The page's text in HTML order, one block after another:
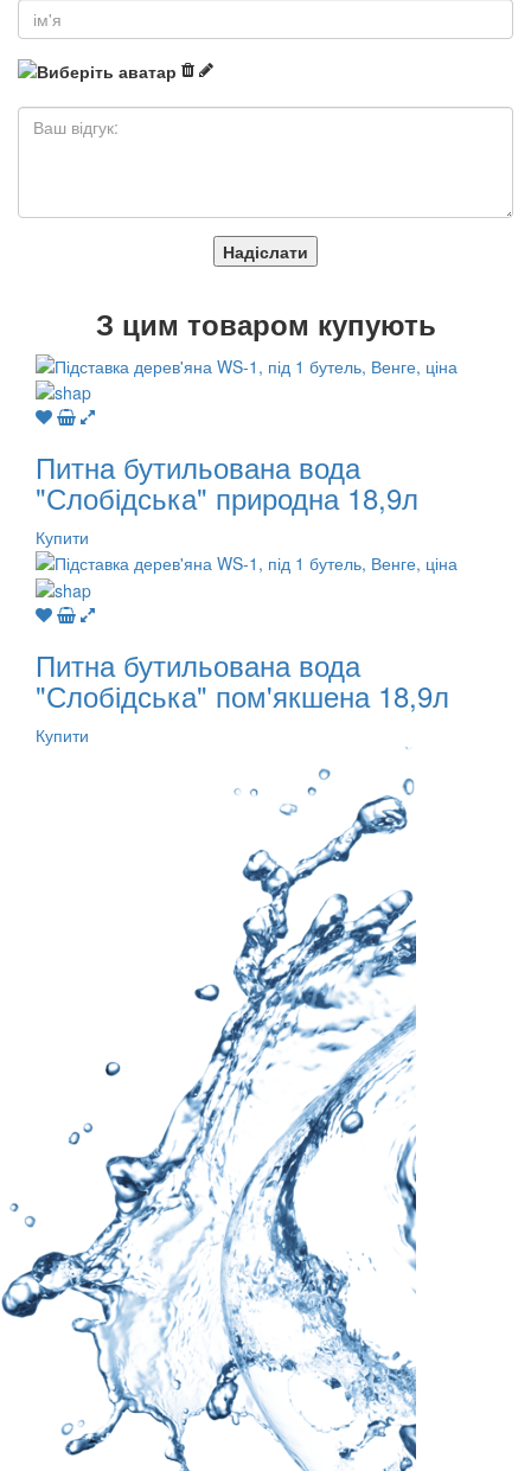
Надіслати
З цим товаром купують
Питна бутильована вода
"Слобідська" природна 18,9л
Купити
Питна бутильована вода
"Слобідська" пом'якшена 18,9л
Купити